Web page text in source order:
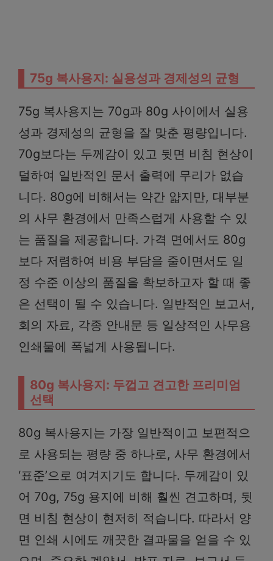
75g 복사용지: 실용성과 경제성의 균형
75g 복사용지는 70g과 80g 사이에서 실용
성과 경제성의 균형을 잘 맞춘 평량입니다.
70g보다는 두께감이 있고 뒷면 비침 현상이
덜하여 일반적인 문서 출력에 무리가 없습
니다. 80g에 비해서는 약간 얇지만, 대부분
의 사무 환경에서 만족스럽게 사용할 수 있
는 품질을 제공합니다. 가격 면에서도 80g
보다 저렴하여 비용 부담을 줄이면서도 일
정 수준 이상의 품질을 확보하고자 할 때 좋
은 선택이 될 수 있습니다. 일반적인 보고서,
회의 자료, 각종 안내문 등 일상적인 사무용
인쇄물에 폭넓게 사용됩니다.
80g 복사용지: 두껍고 견고한 프리미엄
선택
80g 복사용지는 가장 일반적이고 보편적으
로 사용되는 평량 중 하나로, 사무 환경에서
‘표준’으로 여겨지기도 합니다. 두께감이 있
어 70g, 75g 용지에 비해 훨씬 견고하며, 뒷
면 비침 현상이 현저히 적습니다. 따라서 양
면 인쇄 시에도 깨끗한 결과물을 얻을 수 있